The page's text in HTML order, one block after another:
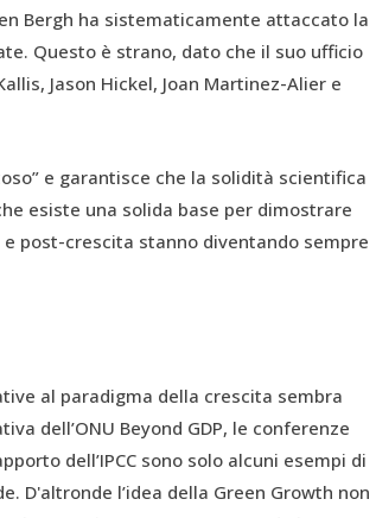
Bergh ha sistematicamente attaccato la
Questo è strano, dato che il suo ufficio
Jason Hickel, Joan Martinez-Alier e
e garantisce che la solidità scientifica
esiste una solida base per dimostrare
post-crescita stanno diventando sempre
al paradigma della crescita sembra
dell’ONU Beyond GDP, le conferenze
dell’IPCC sono solo alcuni esempi di
D'altronde l’idea della Green Growth non